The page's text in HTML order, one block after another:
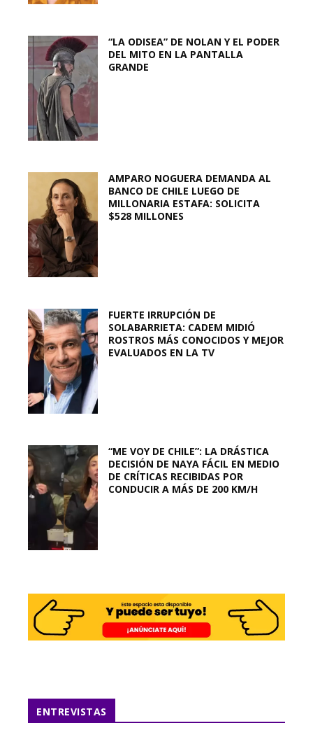
“LA ODISEA” DE NOLAN Y EL PODER
DEL MITO EN LA PANTALLA
GRANDE
AMPARO NOGUERA DEMANDA AL
BANCO DE CHILE LUEGO DE
MILLONARIA ESTAFA: SOLICITA
$528 MILLONES
FUERTE IRRUPCIÓN DE
SOLABARRIETA: CADEM MIDIÓ
ROSTROS MÁS CONOCIDOS Y MEJOR
EVALUADOS EN LA TV
“ME VOY DE CHILE”: LA DRÁSTICA
DECISIÓN DE NAYA FÁCIL EN MEDIO
DE CRÍTICAS RECIBIDAS POR
CONDUCIR A MÁS DE 200 KM/H
ENTREVISTAS